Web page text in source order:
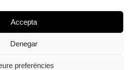
Accepta
Denegar
preferències